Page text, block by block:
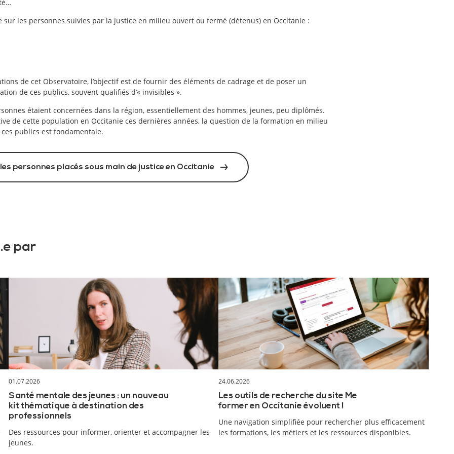
sur les personnes suivies par la justice en milieu ouvert ou fermé (détenus) en Occitanie :
de cet Observatoire, l’objectif est de fournir des éléments de cadrage et de poser un
de ces publics, souvent qualifiés d’« invisibles ».
étaient concernées dans la région, essentiellement des hommes, jeunes, peu diplômés.
de cette population en Occitanie ces dernières années, la question de la formation en milieu
publics est fondamentale.
personnes placés sous main de justice en Occitanie
par
01.07.2026
Santé mentale des jeunes : un nouveau
kit thématique à destination des
professionnels
Des ressources pour informer, orienter et accompagner les
jeunes.
24.06.2026
Les outils de recherche du site Me
former en Occitanie évoluent !
Une navigation simplifiée pour rechercher plus efficacement
les formations, les métiers et les ressources disponibles.